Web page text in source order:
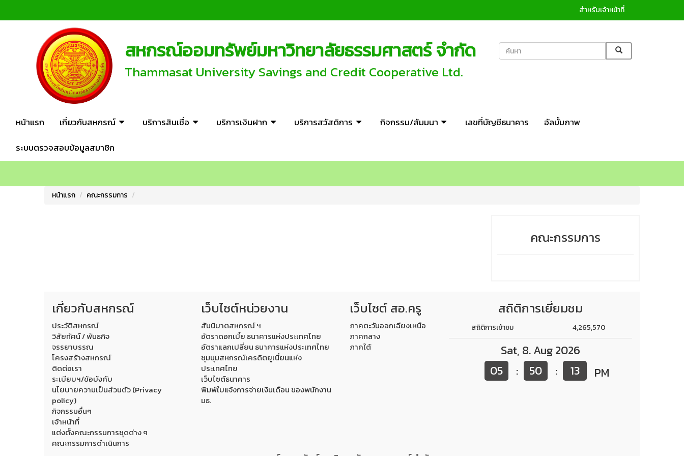
สำหรับเจ้าหน้าที่
สหกรณ์ออมทรัพย์มหาวิทยาลัยธรรมศาสตร์ จำกัด
Thammasat University Savings and Credit Cooperative Ltd.
หน้าแรก เกี่ยวกับสหกรณ์ บริการสินเชื่อ บริการเงินฝาก บริการสวัสดิการ กิจกรรม/สัมมนา เลขที่บัญชีธนาคาร
อัลบั้มภาพ
ระบบตรวจสอบข้อมูลสมาชิก
หน้าแรก คณะกรรมการ
คณะกรรมการ
เกี่ยวกับสหกรณ์
ประวัติสหกรณ์
วิสัยทัศน์ / พันธกิจ
จรรยาบรรณ
โครงสร้างสหกรณ์
ติดต่อเรา
ระเบียบฯ/ข้อบังคับ
นโยบายความเป็นส่วนตัว (Privacy
policy)
กิจกรรมอื่นๆ
เจ้าหน้าที่
แต่งตั้งคณะกรรมการชุดต่าง ๆ
คณะกรรมการดำเนินการ
เว็บไซต์หน่วยงาน
สันนิบาตสหกรณ์ ฯ
อัตราดอกเบี้ย ธนาคารแห่งประเทศไทย
อัตราแลกเปลี่ยน ธนาคารแห่งประเทศไทย
ชุมนุมสหกรณ์เครดิตยูเนี่ยนแห่ง
ประเทศไทย
เว็บไซต์ธนาคาร
พิมพ์ใบแจ้งการจ่ายเงินเดือน ของพนักงาน
มธ.
เว็บไซต์ สอ.ครู
ภาคตะวันออกเฉียงเหนือ
ภาคกลาง
ภาคใต้
สถิติการเยี่ยมชม
สถิติการเข้าชม 4,265,570
Sat, 8.Aug2026
05
: 50 : 13 PM